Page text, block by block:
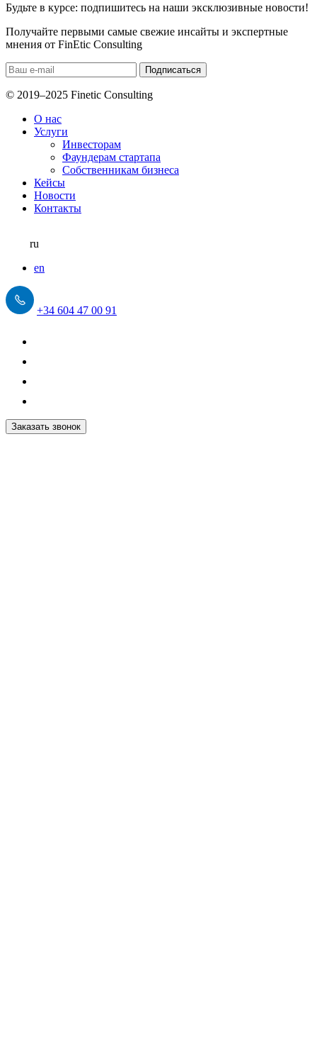
Будьте в курсе: подпишитесь на наши эксклюзивные новости!
Получайте первыми самые свежие инсайты и экспертные
мнения от FinEtic Consulting
© 2019–2025 Finetic Consulting
О нас
Услуги
Инвесторам
Фаундерам стартапа
Собственникам бизнеса
Кейсы
Новости
Контакты
ru
en
+34 604 47 00 91
Заказать звонок